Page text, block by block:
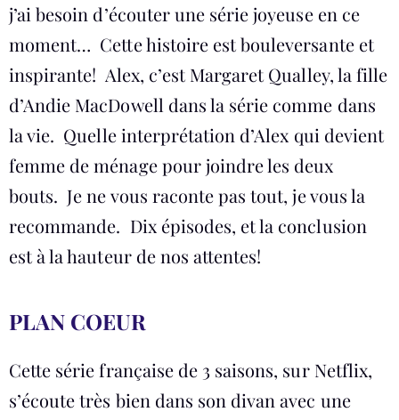
j’ai besoin d’écouter une série joyeuse en ce
moment… Cette histoire est bouleversante et
inspirante! Alex, c’est Margaret Qualley, la fille
d’Andie MacDowell dans la série comme dans
la vie. Quelle interprétation d’Alex qui devient
femme de ménage pour joindre les deux
bouts. Je ne vous raconte pas tout, je vous la
recommande. Dix épisodes, et la conclusion
est à la hauteur de nos attentes!
PLAN COEUR
Cette série française de 3 saisons, sur Netflix,
s’écoute très bien dans son divan avec une